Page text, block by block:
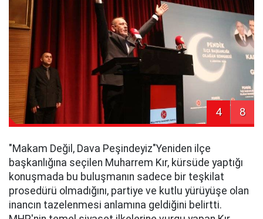
4 8
​"Makam Değil, Dava Peşindeyiz"​Yeniden ilçe
başkanlığına seçilen Muharrem Kır, kürsüde yaptığı
konuşmada bu buluşmanın sadece bir teşkilat
prosedürü olmadığını, partiye ve kutlu yürüyüşe olan
inancın tazelenmesi anlamına geldiğini belirtti.